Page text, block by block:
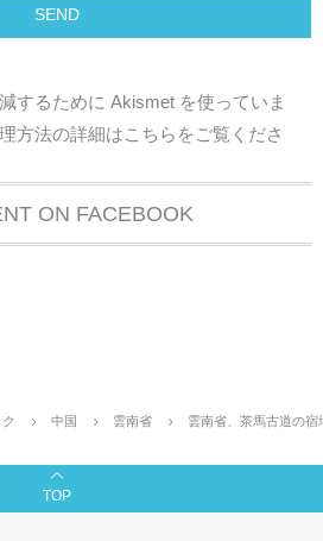
するために Akismet を使っていま
方法の詳細はこちらをご覧くださ
ON FACEBOOK
中国 雲南省 雲南省、茶馬古道の
TOP